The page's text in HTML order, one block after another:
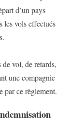
d’un pays
les vols effectués
de vol, de retards,
une compagnie
par ce règlement.